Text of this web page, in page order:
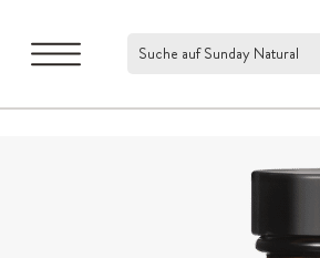
Suche auf Sunday Natural